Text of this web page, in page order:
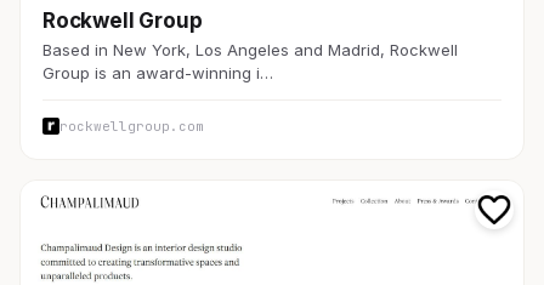
Rockwell Group
Based in New York, Los Angeles and Madrid, Rockwell
Group is an award-winning i…
rockwellgroup.com